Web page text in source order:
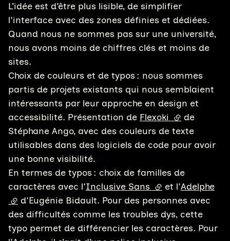
L’idée est d’être plus lisible, de simplifier
l'interface avec des zones définies et dédiées.
Quand nous ne sommes pas sur une université,
nous avons moins de chiffres clés et moins de
sites.
Choix de couleurs et de typos : nous sommes
partis de projets existants qui nous semblaient
intéressants par leur approche en design et
accessibilité. Présentation de Flexoki (lien externe)
de
Stéphane Ango, avec des couleurs de texte
utilisables dans des logiciels de code pour avoir
une bonne visibilité.
En termes de typos : choix de familles de
caractères avec l'Inclusive Sans (lien externe)
et l'Adelphe
(lien externe)
d'Eugénie Bidault. Pour des personnes avec
des difficultés comme les troubles dys, cette
typo permet de différencier les caractères. Pour